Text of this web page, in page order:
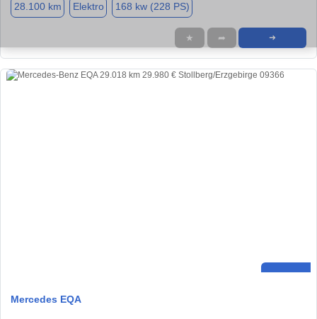
28.100 km Elektro 168 kw (228 PS)
★ ➦ ➜
Mercedes EQA